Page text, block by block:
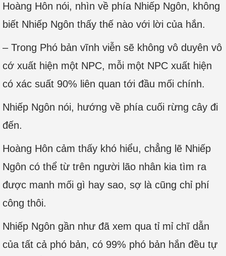
Hoàng Hôn nói, nhìn về phía Nhiếp Ngôn, không
biết Nhiếp Ngôn thấy thế nào với lời của hắn.
– Trong Phó bản vĩnh viễn sẽ không vô duyên vô
cớ xuất hiện một NPC, mỗi một NPC xuất hiện
có xác suất 90% liên quan tới đầu mối chính.
Nhiếp Ngôn nói, hướng về phía cuối rừng cây đi
đến.
Hoàng Hôn cảm thấy khó hiểu, chẳng lẽ Nhiếp
Ngôn có thể từ trên người lão nhân kia tìm ra
được manh mối gì hay sao, sợ là cũng chỉ phí
công thôi.
Nhiếp Ngôn gần như đã xem qua tỉ mỉ chĩ dẫn
của tất cả phó bản, có 99% phó bản hắn đều tự